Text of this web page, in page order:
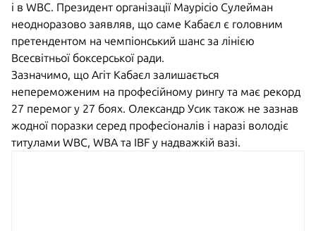
і в WBC. Президент організації Маурісіо Сулейман
неодноразово заявляв, що саме Кабаєл є головним
претендентом на чемпіонський шанс за лінією
Всесвітньої боксерської ради.
Зазначимо, що Агіт Кабаєл залишається
непереможеним на професійному рингу та має рекорд
27 перемог у 27 боях. Олександр Усик також не зазнав
жодної поразки серед професіоналів і наразі володіє
титулами WBC, WBA та IBF у надважкій вазі.